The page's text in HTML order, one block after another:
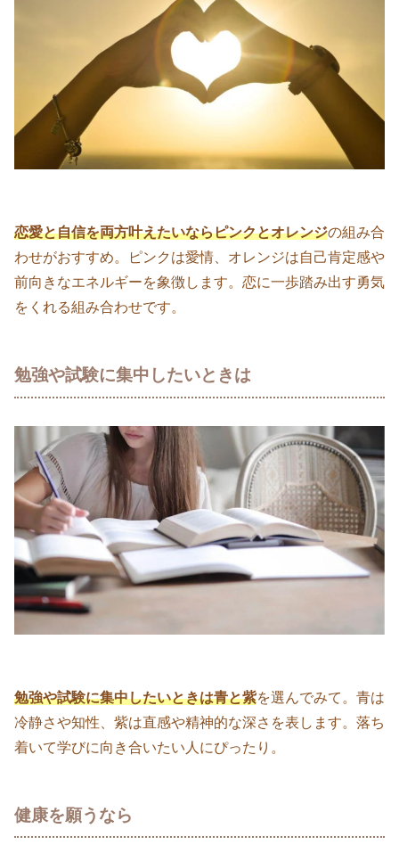
恋愛と自信を両方叶えたいならピンクとオレンジの組み合
わせがおすすめ。ピンクは愛情、オレンジは自己肯定感や
前向きなエネルギーを象徴します。恋に一歩踏み出す勇気
をくれる組み合わせです。
勉強や試験に集中したいときは
勉強や試験に集中したいときは青と紫を選んでみて。青は
冷静さや知性、紫は直感や精神的な深さを表します。落ち
着いて学びに向き合いたい人にぴったり。
健康を願うなら